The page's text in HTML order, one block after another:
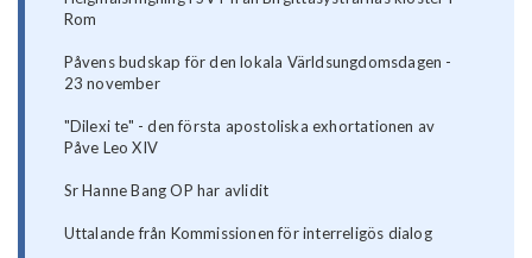
Rom
Påvens budskap för den lokala Världsungdomsdagen -
23 november
"Dilexi te" - den första apostoliska exhortationen av
Påve Leo XIV
Sr Hanne Bang OP har avlidit
Uttalande från Kommissionen för interreligös dialog